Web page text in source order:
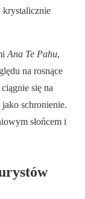
krystalicznie
Ana Te Pahu,
na rosnące
się na
jako schronienie.
słońcem i